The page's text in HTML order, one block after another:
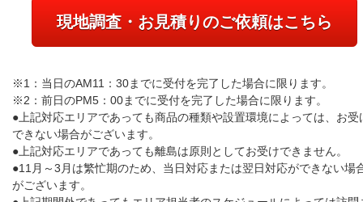
現地調査・お見積りのご依頼はこちら
※1：当日のAM11：30までに受付を完了した場合に限ります。
※2：前日のPM5：00までに受付を完了した場合に限ります。
●上記対応エリアであっても商品の種類や設置環境によっては、お受
できない場合がございます。
●上記対応エリアであっても離島は原則としてお受けできません。
●11月～3月は繁忙期のため、当日対応または翌日対応ができない場
がございます。